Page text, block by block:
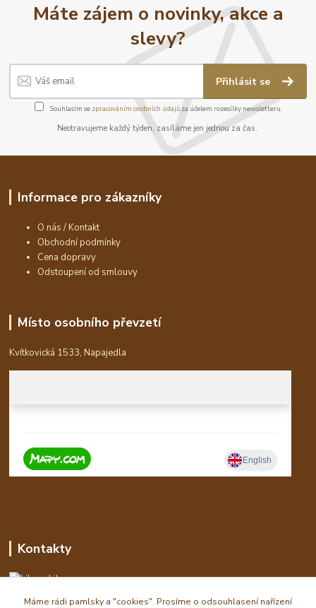
Máte zájem o novinky, akce a
slevy?
Přihlásit se
Souhlasím se zpracováním osobních údajůza účelem rozesílky newsletteru.
Neotravujeme každý týden, zasíláme jen jednou za čas.
Informace pro zákazníky
O nás / Kontakt
Obchodní podmínky
Cena dopravy
Odstoupení od smlouvy
Místo osobního převzetí
Kvítkovická 1533, Napajedla
Kontakty
Libor
Máme rádi pamlsky a "cookies". Prosíme o odsouhlasení nařízení